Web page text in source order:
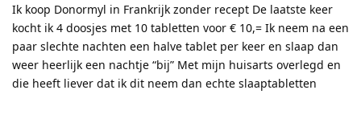
Ik koop Donormyl in Frankrijk zonder recept De laatste keer
kocht ik 4 doosjes met 10 tabletten voor € 10,= Ik neem na een
paar slechte nachten een halve tablet per keer en slaap dan
weer heerlijk een nachtje “bij” Met mijn huisarts overlegd en
die heeft liever dat ik dit neem dan echte slaaptabletten